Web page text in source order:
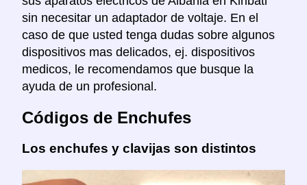
sin necesitar un adaptador de voltaje. En el
caso de que usted tenga dudas sobre algunos
dispositivos mas delicados, ej. dispositivos
medicos, le recomendamos que busque la
ayuda de un profesional.
Códigos de Enchufes
Los enchufes y clavijas son distintos